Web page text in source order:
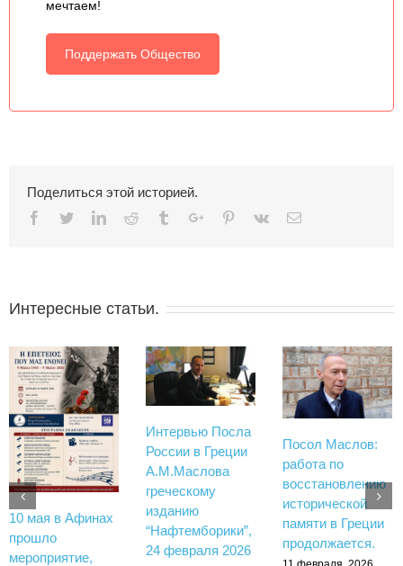
мечтаем!
Поддержать Общество
Поделиться этой историей.
Facebook
TwitterLinkedinReddit TumblrGoogle+Pinterest
Vk Email
Интересные статьи.
10 мая в Афинах
прошло
мероприятие,
Интервью Посла
России в Греции
А.М.Маслова
греческому
изданию
“Нафтемборики”,
24 февраля 2026
Посол Маслов:
работа по
восстановлению
исторической
памяти в Греции
продолжается.